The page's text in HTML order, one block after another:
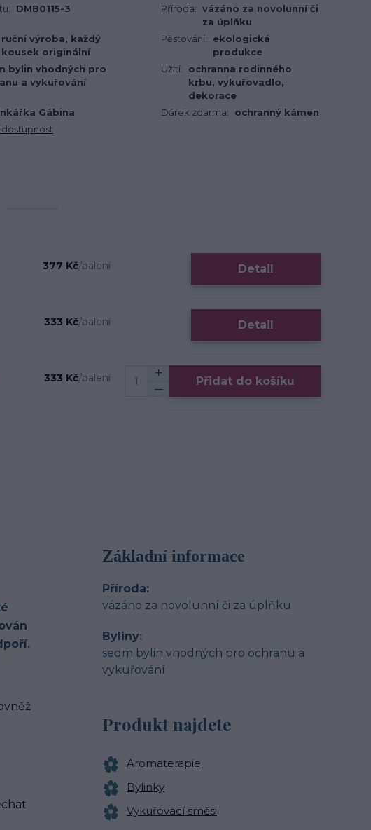
DMB0115-3 Příroda: vázáno za novolunní či
za úplňku
ruční výroba, každý
kousek originální
Pěstování:
ekologická
produkce
bylin vhodných pro
a vykuřování
Užití:
ochranna rodinného
krbu, vykuřovadlo,
dekorace
Gábina Dárek zdarma:
ochranný kámen
377 Kč/balení Detail
333 Kč/balení Detail
333 Kč/balení Přidat do košíku
Základní informace
Příroda
vázáno za novolunní či za úplňku
Byliny
sedm bylin vhodných pro ochranu a
vykuřování
Produkt najdete
Aromaterapie
Bylinky
Vykuřovací směsi